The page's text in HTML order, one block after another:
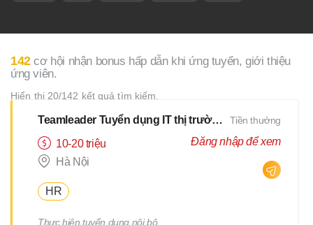
142cơ hội nhận bonus hấp dẫn khi ứng tuyển, giới thiệu
ứng viên.
Hiển thị 20/142 kết quả tìm kiếm.
Teamleader Tuyển dụng IT thị trường Nhật
10-20 triệu
Hà Nội
HR
Thực hiện tuyển dụng nội bộ
Tiền thưởng
Đăng nhập để xem